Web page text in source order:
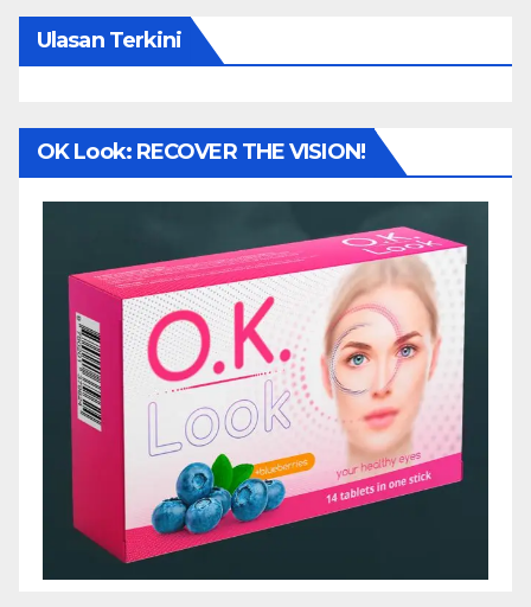
Ulasan Terkini
OK Look: RECOVER THE VISION!